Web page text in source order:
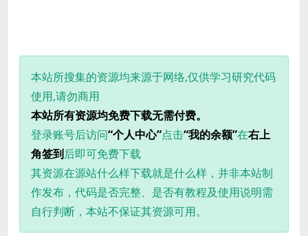
本站所搜集的资源均来源于网络,仅供学习研究代码
使用,请勿商用
本站所有资源均免费下载无需付费。
登录账号后访问“个人中心”点击“我的余额”在右上
角签到后即可免费下载
其资源在源站什么样下载就是什么样，并非本站制
作发布，代码是否完整、是否有教程及使用说明需
自行判断，本站不保证其资源可用。